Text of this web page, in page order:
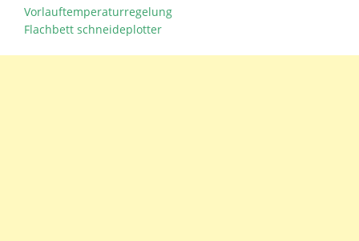
Vorlauftemperaturregelung
Flachbett schneideplotter